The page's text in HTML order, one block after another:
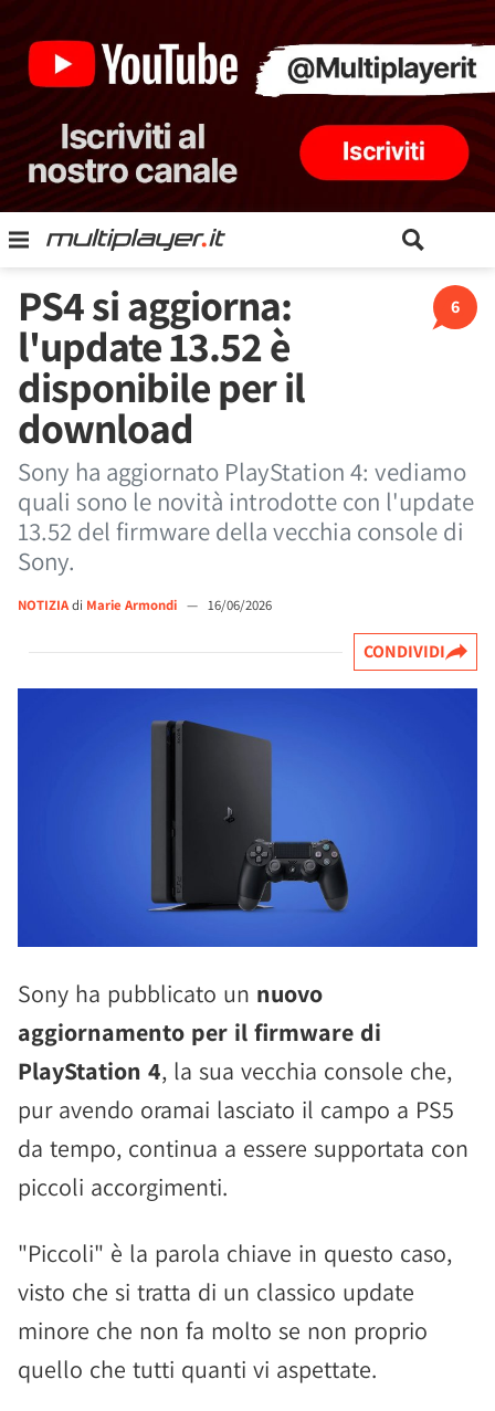
6
PS4 si aggiorna:
l'update 13.52 è
disponibile per il
download
Sony ha aggiornato PlayStation 4: vediamo
quali sono le novità introdotte con l'update
13.52 del firmware della vecchia console di
Sony.
NOTIZIAdi Marie Armondi — 16/06/2026
CONDIVIDI
Sony ha pubblicato un nuovo
aggiornamento per il firmware di
PlayStation 4, la sua vecchia console che,
pur avendo oramai lasciato il campo a PS5
da tempo, continua a essere supportata con
piccoli accorgimenti.
"Piccoli" è la parola chiave in questo caso,
visto che si tratta di un classico update
minore che non fa molto se non proprio
quello che tutti quanti vi aspettate.